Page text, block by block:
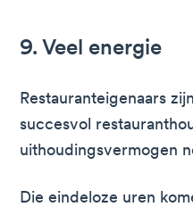
9. Veel energie
Restauranteigenaars
succesvol
uithoudingsvermogen
Die eindeloze uren